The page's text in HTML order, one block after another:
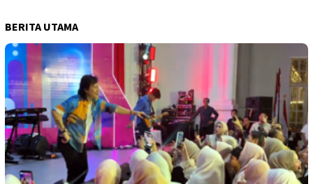
BERITA UTAMA